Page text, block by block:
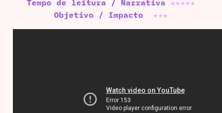
Tempo de leitura / Narrativa ★★★★★
Objetivo / Impacto ★★★